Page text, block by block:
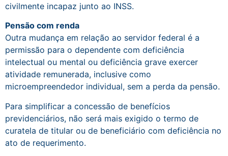
civilmente incapaz junto ao INSS.
Pensão com renda
Outra mudança em relação ao servidor federal é a
permissão para o dependente com deficiência
intelectual ou mental ou deficiência grave exercer
atividade remunerada, inclusive como
microempreendedor individual, sem a perda da pensão.
Para simplificar a concessão de benefícios
previdenciários, não será mais exigido o termo de
curatela de titular ou de beneficiário com deficiência no
ato de requerimento.